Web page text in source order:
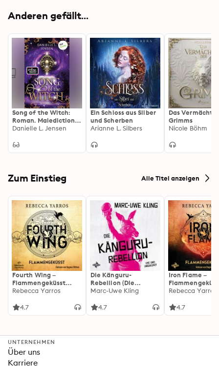
Anderen gefällt...
Song of the Witch:
Roman. Malediction 1
| Die Schöne und der
Romantasy der
Danielle L. Jensen
Ein Schloss aus Silber
und Scherben
Arianne L. Silbers
Das
Grimms
Nicole Böhm
Zum Einstieg Alle Titel anzeigen
Fourth Wing –
Flammengeküsst
(Flammengeküsst-
Rebecca Yarros
4.7
Die Känguru-
Rebellion (Die
Känguru-Werke 5)
Marc-Uwe Kling
4.7
Iron Flame –
heißersehnte
Rebecca Yarros
4.7
UNTERNEHMEN
Über uns
Karriere